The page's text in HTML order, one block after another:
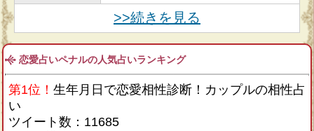
>>続きを見る
恋愛占いペナルの人気占いランキング
第1位！ 生年月日で恋愛相性診断！カップルの相性占
い
ツイート数：11685